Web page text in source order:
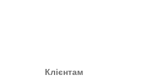
Клієнтам